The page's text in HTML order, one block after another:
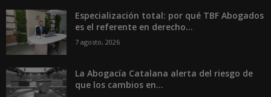
Especialización total: por qué TBF Abogados
es el referente en derecho...
7 agosto, 2026
La Abogacía Catalana alerta del riesgo de
que los cambios en...